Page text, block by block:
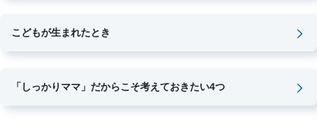
こどもが生まれたとき
「しっかりママ」だからこそ考えておきたい4つ